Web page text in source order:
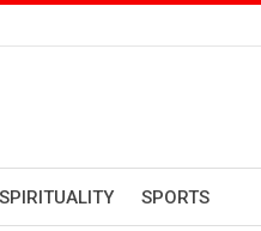
SPIRITUALITY SPORTS